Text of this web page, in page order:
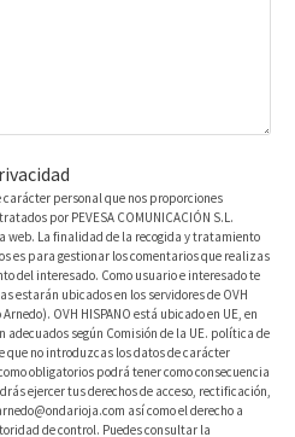
carácter personal que nos proporciones
por PEVESA COMUNICACIÓN S.L.
web. La finalidad de la recogida y tratamiento
es para gestionar los comentarios que realizas
del interesado. Como usuario e interesado te
estarán ubicados en los servidores de OVH
OVH HISPANO está ubicado en UE, en
adecuados según Comisión de la UE. política de
que no introduzcas los datos de carácter
obligatorios podrá tener como consecuencia
ejercer tus derechos de acceso, rectificación,
así como el derecho a
de control. Puedes consultar la